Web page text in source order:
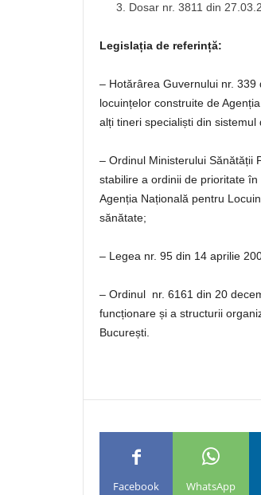
Dosar nr. 3811 din
Legislația de referință:
– Hotărârea Guvernului nr.
locuințelor construite de
alți tineri specialiști din sistemul
– Ordinul Ministerului Sănătății
stabilire a ordinii de prioritate
Agenția Națională pentru
sănătate;
– Legea nr. 95 din 14 aprilie
– Ordinul nr. 6161 din 20
funcționare și a structurii
București.
Facebook WhatsApp